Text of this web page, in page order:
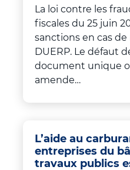
La loi contre les
fiscales du 25 juin
sanctions en cas
DUERP. Le défaut
document unique
amende…
L’aide au
entreprises du
travaux publics